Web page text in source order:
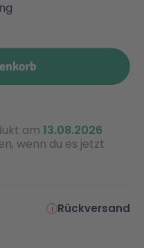
am 13.08.2026
wenn du es jetzt
Rückversand